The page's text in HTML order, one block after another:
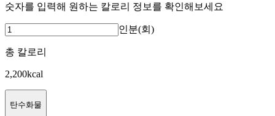
숫자를 입력해 원하는 칼로리 정보를 확인해보세요
인분(회)
총 칼로리
2,200kcal
탄수화물